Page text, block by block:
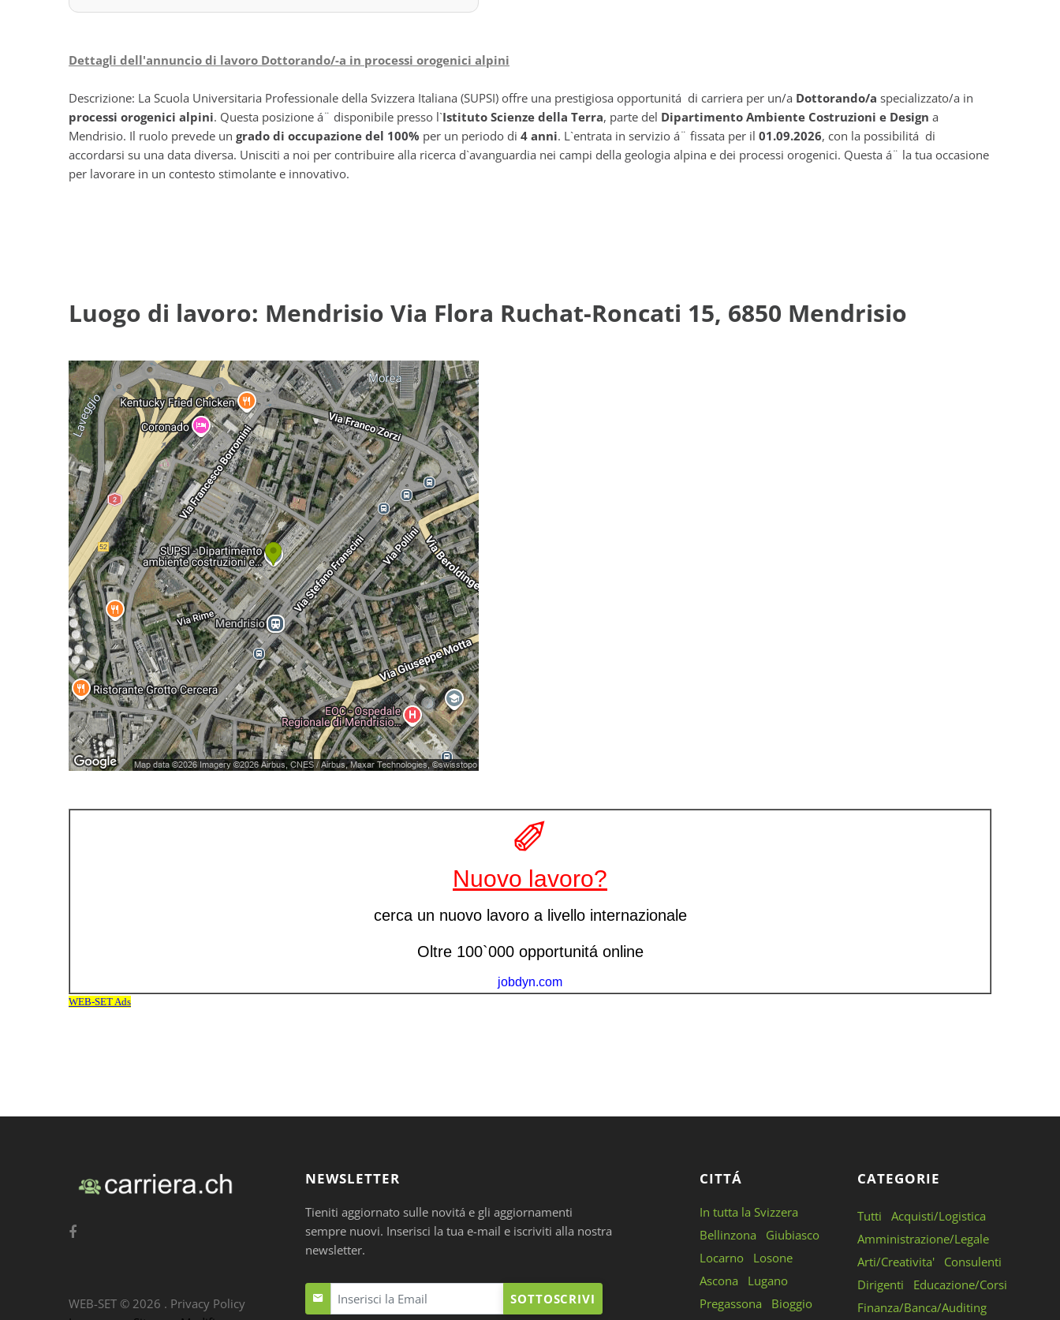
Dettagli dell'annuncio di lavoro Dottorando/-a in processi orogenici alpini
Descrizione: La Scuola Universitaria Professionale della Svizzera Italiana (SUPSI) offre una prestigiosa opportunitá di carriera per un/a Dottorando/a specializzato/a in
processi orogenici alpini. Questa posizione á¨ disponibile presso l`Istituto Scienze della Terra, parte del Dipartimento Ambiente Costruzioni e Design a
Mendrisio. Il ruolo prevede un grado di occupazione del 100% per un periodo di 4 anni. L`entrata in servizio á¨ fissata per il 01.09.2026, con la possibilitá di
accordarsi su una data diversa. Unisciti a noi per contribuire alla ricerca d`avanguardia nei campi della geologia alpina e dei processi orogenici. Questa á¨ la tua occasione
per lavorare in un contesto stimolante e innovativo.
Luogo di lavoro: Mendrisio Via Flora Ruchat-Roncati 15, 6850 Mendrisio
NEWSLETTER
Tieniti aggiornato sulle novitá e gli aggiornamenti
sempre nuovi. Inserisci la tua e-mail e iscriviti alla nostra
newsletter.
SOTTOSCRIVI
CITTÁ
In tutta la Svizzera
Bellinzona
Giubiasco
Locarno
Losone
Ascona
Lugano
Pregassona
Bioggio
CATEGORIE
Tutti
Acquisti/Logistica
Amministrazione/Legale
Arti/Creativita'
Consulenti
Dirigenti
Educazione/Corsi
Finanza/Banca/Auditing
WEB-SET © 2026 . Privacy Policy